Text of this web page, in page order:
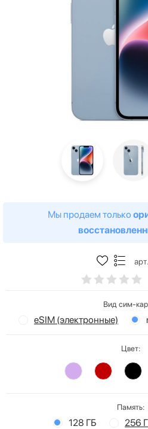
Мы продаем только
Вид сим-
eSIM (электронные)
Цвет:
Память:
128 ГБ 256